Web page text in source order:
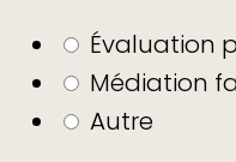
Évaluation
Médiation
Autre